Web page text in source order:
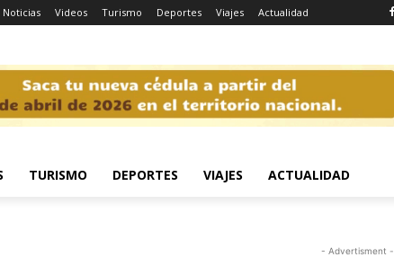
Noticias Videos Turismo Deportes Viajes Actualidad
TURISMO DEPORTES VIAJES ACTUALIDAD
- Advertisment -